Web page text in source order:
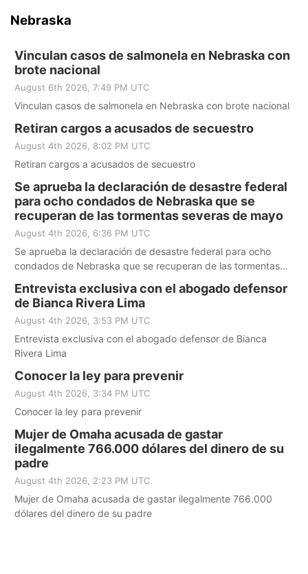
Nebraska
Vinculan casos de salmonela en Nebraska con
brote nacional
August 6th 2026, 7:49 PM UTC
Vinculan casos de salmonela en Nebraska con brote nacional
Retiran cargos a acusados de secuestro
August 4th 2026, 8:02 PM UTC
Retiran cargos a acusados de secuestro
Se aprueba la declaración de desastre federal
para ocho condados de Nebraska que se
recuperan de las tormentas severas de mayo
August 4th 2026, 6:36 PM UTC
Se aprueba la declaración de desastre federal para ocho
condados de Nebraska que se recuperan de las tormentas
Entrevista exclusiva con el abogado defensor
de Bianca Rivera Lima
August 4th 2026, 3:53 PM UTC
Entrevista exclusiva con el abogado defensor de Bianca
Rivera Lima
Conocer la ley para prevenir
August 4th 2026, 3:34 PM UTC
Conocer la ley para prevenir
Mujer de Omaha acusada de gastar
ilegalmente 766.000 dólares del dinero de su
padre
August 4th 2026, 2:23 PM UTC
Mujer de Omaha acusada de gastar ilegalmente 766.000
dólares del dinero de su padre